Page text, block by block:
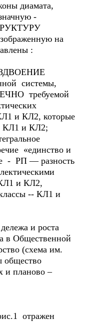
диамата,
-
на
:
системы,
требуемой
и КЛ2, которые
КЛ1 и КЛ2;
«единство и
- РП — разность
и КЛ2,
-- КЛ1 и
и роста
в Общественной
(схема им.
общество
и планово –
отражен